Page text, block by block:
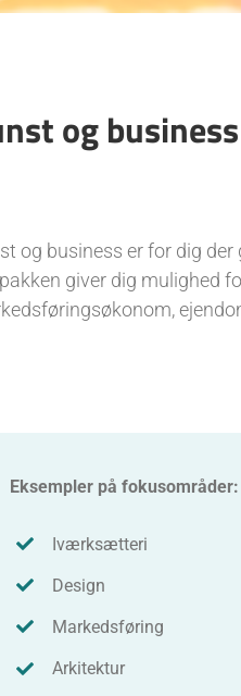
og business
og business er for dig
giver dig mulighed
Eksempler på fokusområder:
Iværksætteri
Design
Markedsføring
Arkitektur